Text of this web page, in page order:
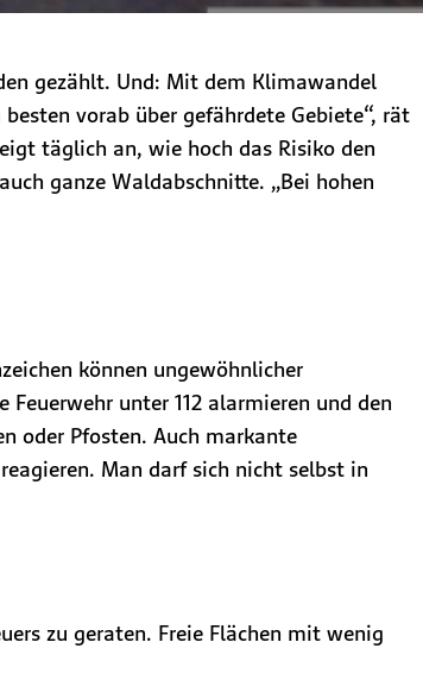
gezählt. Und: Mit dem Klimawandel
vorab über gefährdete Gebiete“, rät
täglich an, wie hoch das Risiko den
ganze Waldabschnitte. „Bei hohen
können ungewöhnlicher
unter 112 alarmieren und den
oder Pfosten. Auch markante
Man darf sich nicht selbst in
zu geraten. Freie Flächen mit wenig